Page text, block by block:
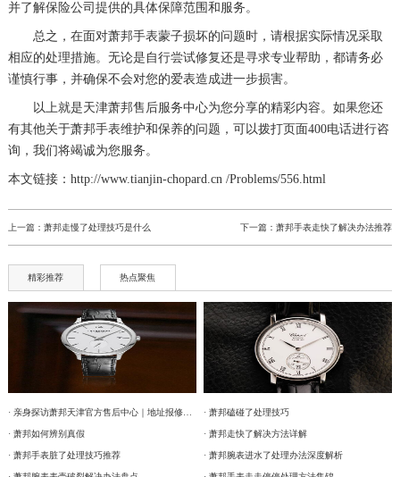
并了解保险公司提供的具体保障范围和服务。
总之，在面对萧邦手表蒙子损坏的问题时，请根据实际情况采取
相应的处理措施。无论是自行尝试修复还是寻求专业帮助，都请务必
谨慎行事，并确保不会对您的爱表造成进一步损害。
以上就是天津萧邦售后服务中心为您分享的精彩内容。如果您还
有其他关于萧邦手表维护和保养的问题，可以拨打页面400电话进行咨
询，我们将竭诚为您服务。
本文链接：http://www.tianjin-chopard.cn /Problems/556.html
上一篇： 萧邦走慢了处理技巧是什么 下一篇：萧邦手表走快了解决办法推荐
精彩推荐 热点聚焦
· 亲身探访萧邦天津官方售后中心｜地址报修全流程真实经历（2026年6月最新）
· 萧邦如何辨别真假
· 萧邦手表脏了处理技巧推荐
· 萧邦磕碰了处理技巧
· 萧邦走快了解决方法详解
· 萧邦腕表进水了处理办法深度解析